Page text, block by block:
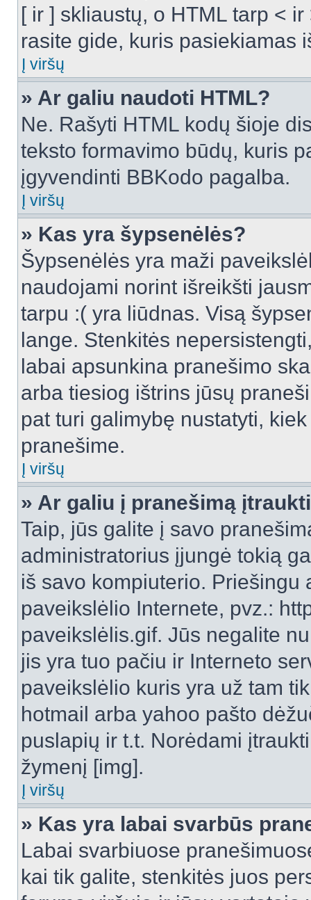
[ ir ] skliaustų, o HTML tarp <
rasite gide, kuris pasiekiamas
Į viršų
» Ar galiu naudoti HTML?
Ne. Rašyti HTML kodų šioje
teksto formavimo būdų, kuris
įgyvendinti BBKodo pagalba.
Į viršų
» Kas yra šypsenėlės?
Šypsenėlės yra maži
naudojami norint išreikšti
tarpu :( yra liūdnas. Visą
lange. Stenkitės
labai apsunkina pranešimo
arba tiesiog ištrins jūsų
pat turi galimybę nustatyti,
pranešime.
Į viršų
» Ar galiu į pranešimą
Taip, jūs galite į savo
administratorius įjungė tokią
iš savo kompiuterio.
paveikslėlio Internete, pvz.:
paveikslėlis.gif. Jūs negalite
jis yra tuo pačiu ir Interneto
paveikslėlio kuris yra už tam
hotmail arba yahoo pašto
puslapių ir t.t. Norėdami
žymenį [img].
Į viršų
» Kas yra labai svarbūs
Labai svarbiuose
kai tik galite, stenkitės juos